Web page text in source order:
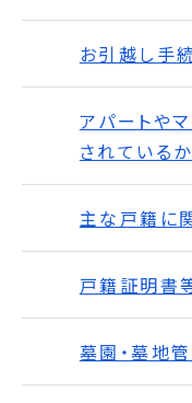
お引越し手
アパートや
されている
主な戸籍に
戸籍証明書
墓園・墓地